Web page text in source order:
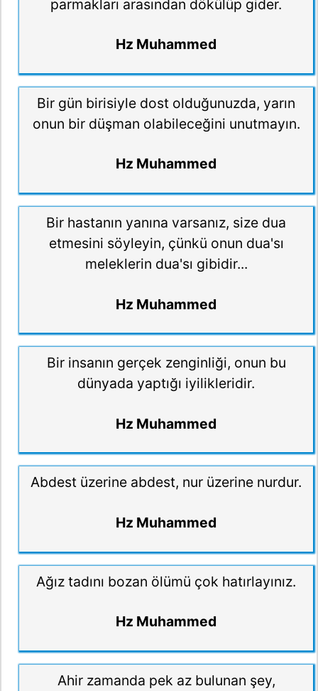
parmakları arasından dökülüp gider.
Hz Muhammed
Bir gün birisiyle dost olduğunuzda, yarın
onun bir düşman olabileceğini unutmayın.
Hz Muhammed
Bir hastanın yanına varsanız, size dua
etmesini söyleyin, çünkü onun dua'sı
meleklerin dua'sı gibidir...
Hz Muhammed
Bir insanın gerçek zenginliği, onun bu
dünyada yaptığı iyilikleridir.
Hz Muhammed
Abdest üzerine abdest, nur üzerine nurdur.
Hz Muhammed
Ağız tadını bozan ölümü çok hatırlayınız.
Hz Muhammed
Ahir zamanda pek az bulunan şey,